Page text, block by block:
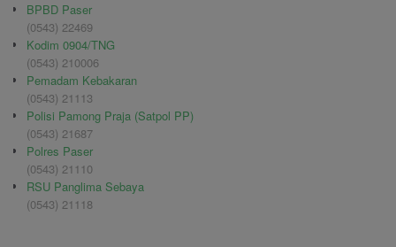
BPBD Paser
(0543) 22469
Kodim 0904/TNG
(0543) 210006
Pemadam Kebakaran
(0543) 21113
Polisi Pamong Praja (Satpol PP)
(0543) 21687
Polres Paser
(0543) 21110
RSU Panglima Sebaya
(0543) 21118